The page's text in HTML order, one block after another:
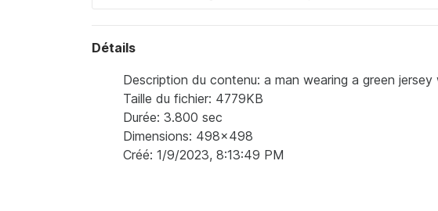
Détails
Description du contenu: a man wearing a green
Taille du fichier: 4779KB
Durée: 3.800 sec
Dimensions: 498x498
Créé: 1/9/2023, 8:13:49 PM